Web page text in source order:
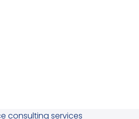
consulting services